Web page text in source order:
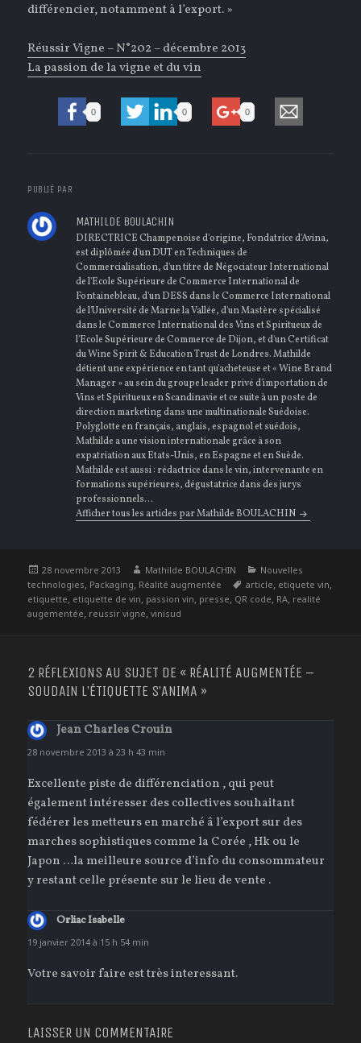
différencier, notamment à l’export. »
Réussir Vigne – N°202 – décembre 2013
La passion de la vigne et du vin
0 0 0
PUBLIÉ PAR
MATHILDE BOULACHIN
DIRECTRICE Champenoise d'origine, Fondatrice d'Avina,
est diplômée d'un DUT en Techniques de
Commercialisation, d'un titre de Négociateur International
de l'Ecole Supérieure de Commerce International de
Fontainebleau, d'un DESS dans le Commerce International
de l'Université de Marne la Vallée, d'un Mastère spécialisé
dans le Commerce International des Vins et Spiritueux de
l'Ecole Supérieure de Commerce de Dijon, et d'un Certificat
du Wine Spirit & Education Trust de Londres. Mathilde
détient une expérience en tant qu'acheteuse et « Wine Brand
Manager » au sein du groupe leader privé d'importation de
Vins et Spiritueux en Scandinavie et ce suite à un poste de
direction marketing dans une multinationale Suédoise.
Polyglotte en français, anglais, espagnol et suédois,
Mathilde a une vision internationale grâce à son
expatriation aux Etats-Unis, en Espagne et en Suède.
Mathilde est aussi : rédactrice dans le vin, intervenante en
formations supérieures, dégustatrice dans des jurys
professionnels...
Afficher tous les articles par Mathilde BOULACHIN
Publié
le
28 novembre 2013 Auteur
Mathilde BOULACHIN Catégories
Nouvelles
technologies, Packaging, Réalité augmentée Étiquettes
article, etiquete vin,
etiquette, etiquette de vin, passion vin, presse, QR code, RA, realité
augementée, reussir vigne,vinisud
2 RÉFLEXIONS AU SUJET DE « RÉALITÉ AUGMENTÉE –
SOUDAIN L’ÉTIQUETTE S’ANIMA »
Jean Charles Crouin
28 novembre 2013 à 23 h 43 min
Excellente piste de différenciation , qui peut
également intéresser des collectives souhaitant
fédérer les metteurs en marché â l’export sur des
marches sophistiques comme la Corée , Hk ou le
Japon …la meilleure source d’info du consommateur
y restant celle présente sur le lieu de vente .
Orliac Isabelle
19 janvier 2014 à 15 h 54 min
Votre savoir faire est très interessant.
LAISSER UN COMMENTAIRE